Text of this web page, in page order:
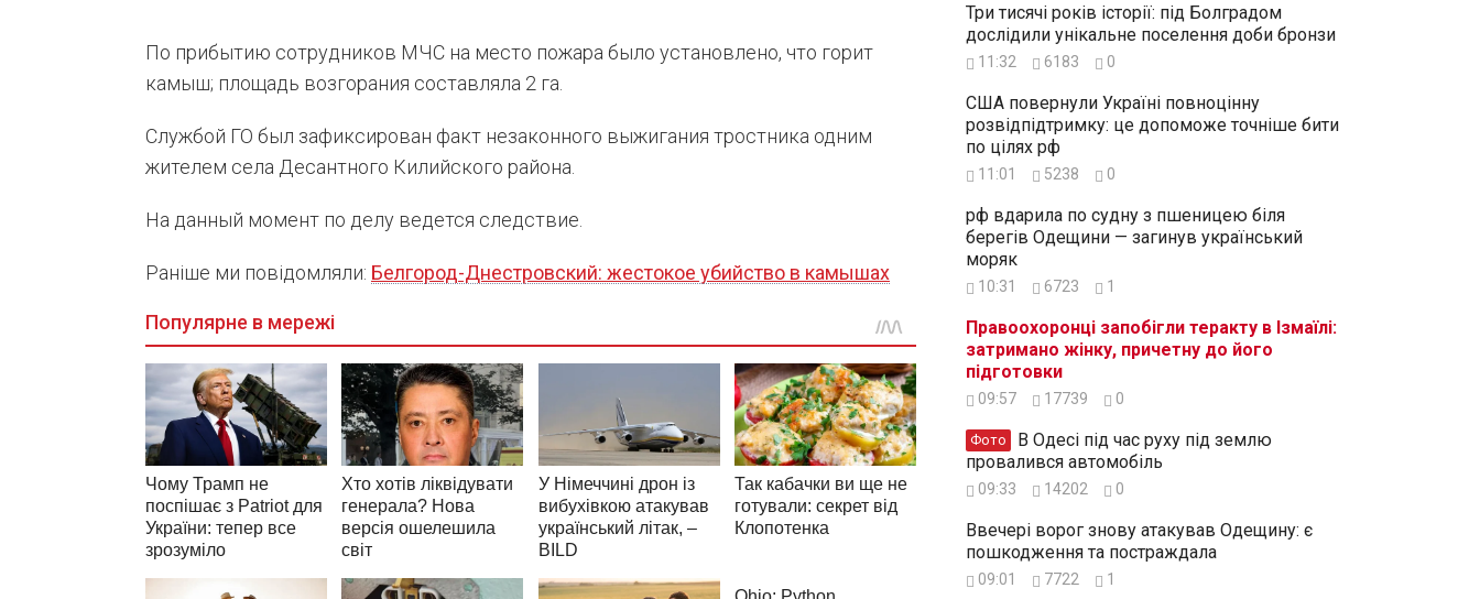
По прибытию сотрудников МЧС на место пожара было установлено, что горит
камыш; площадь возгорания составляла 2 га.
Службой ГО был зафиксирован факт незаконного выжигания тростника одним
жителем села Десантного Килийского района.
На данный момент по делу ведется следствие.
Раніше ми повідомляли: Белгород-Днестровский: жестокое убийство в камышах
Три тисячі років історії: під Болградом
дослідили унікальне поселення доби бронзи
11:32 6183 0
США повернули Україні повноцінну
розвідпідтримку: це допоможе точніше бити
по цілях рф
11:01 5238 0
рф вдарила по судну з пшеницею біля
берегів Одещини — загинув український
моряк
10:31 6723 1
Правоохоронці запобігли теракту в Ізмаїлі:
затримано жінку, причетну до його
підготовки
09:57 17739 0
Фото
провалився автомобіль
09:33 14202 0
Ввечері ворог знову атакував Одещину: є
пошкодження та постраждала
09:01 7722 1